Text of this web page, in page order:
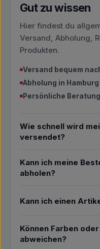
Gut zu wissen
Hier findest du
Versand, Abholung,
Produkten.
Versand bequem
Abholung in
Persönliche
Wie schnell wird
versendet?
Kann ich meine
abholen?
Kann ich einen
Können Farben
abweichen?